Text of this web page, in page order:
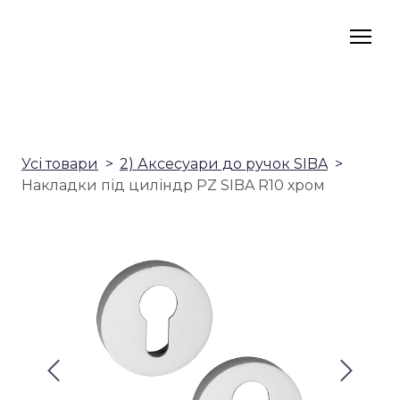
Усі товари
2) Аксесуари до ручок SIBA
Накладки під циліндр PZ SIBA R10 хром